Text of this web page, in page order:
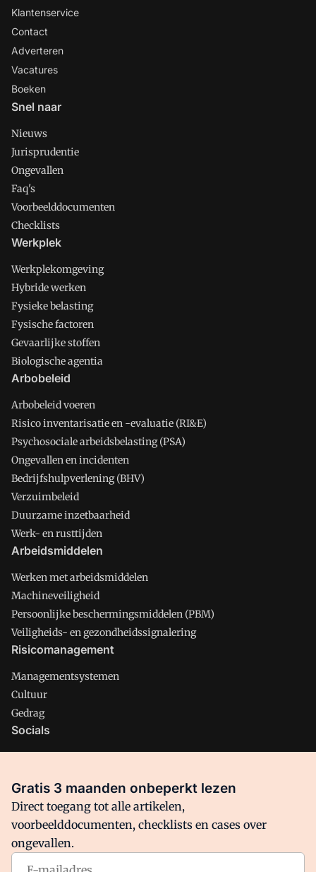
Klantenservice
Contact
Adverteren
Vacatures
Boeken
Snel naar
Nieuws
Jurisprudentie
Ongevallen
Faq's
Voorbeelddocumenten
Checklists
Werkplek
Werkplekomgeving
Hybride werken
Fysieke belasting
Fysische factoren
Gevaarlijke stoffen
Biologische agentia
Arbobeleid
Arbobeleid voeren
Risico inventarisatie en -evaluatie (RI&E)
Psychosociale arbeidsbelasting (PSA)
Ongevallen en incidenten
Bedrijfshulpverlening (BHV)
Verzuimbeleid
Duurzame inzetbaarheid
Werk- en rusttijden
Arbeidsmiddelen
Werken met arbeidsmiddelen
Machineveiligheid
Persoonlijke beschermingsmiddelen (PBM)
Veiligheids- en gezondheidssignalering
Risicomanagement
Managementsystemen
Cultuur
Gedrag
Socials
Facebook
Arbo is onderdeel van VMN media. Lees inons manifestwaar
Gratis 3 maanden onbeperkt lezen
Direct toegang tot alle artikelen,
voorbeelddocumenten, checklists en cases over
ongevallen.